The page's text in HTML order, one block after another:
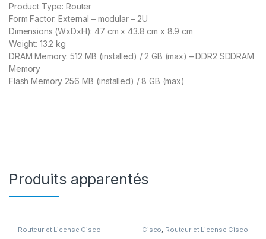
Product Type: Router
Form Factor: External – modular – 2U
Dimensions (WxDxH): 47 cm x 43.8 cm x 8.9 cm
Weight: 13.2 kg
DRAM Memory: 512 MB (installed) / 2 GB (max) – DDR2 SDDRAM
Memory
Flash Memory 256 MB (installed) / 8 GB (max)
Produits apparentés
Routeur et License Cisco Cisco, Routeur et License Cisco